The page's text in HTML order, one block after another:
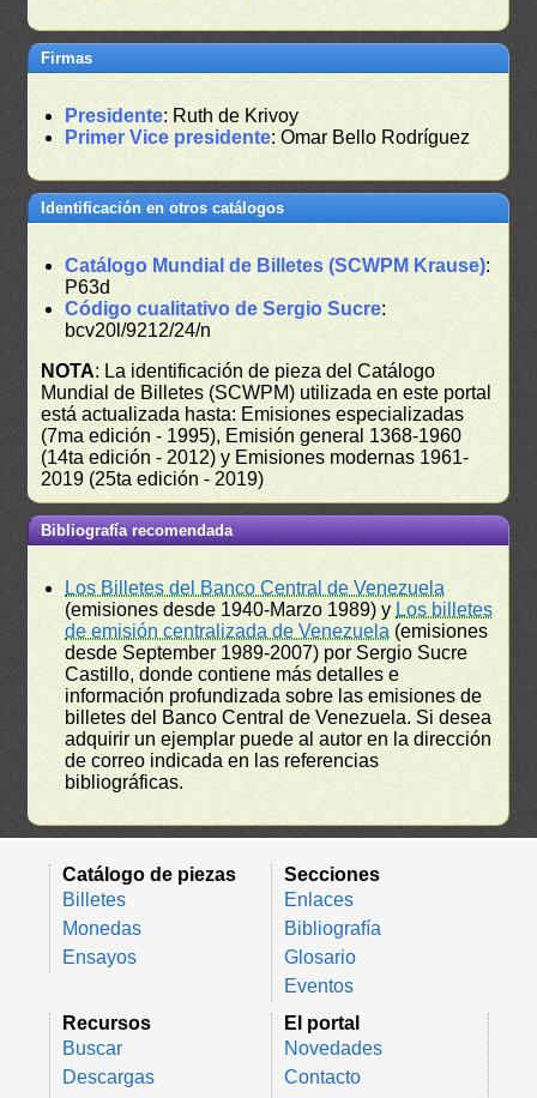
Firmas
Presidente: Ruth de Krivoy
Primer Vice presidente: Omar Bello Rodríguez
Identificación en otros catálogos
Catálogo Mundial de Billetes (SCWPM Krause):
P63d
Código cualitativo de Sergio Sucre:
bcv20l/9212/24/n
NOTA: La identificación de pieza del Catálogo
Mundial de Billetes (SCWPM) utilizada en este portal
está actualizada hasta: Emisiones especializadas
(7ma edición - 1995), Emisión general 1368-1960
(14ta edición - 2012) y Emisiones modernas 1961-
2019 (25ta edición - 2019)
Bibliografía recomendada
Los Billetes del Banco Central de Venezuela
(emisiones desde 1940-Marzo 1989) y Los billetes
de emisión centralizada de Venezuela (emisiones
desde September 1989-2007) por Sergio Sucre
Castillo, donde contiene más detalles e
información profundizada sobre las emisiones de
billetes del Banco Central de Venezuela. Si desea
adquirir un ejemplar puede al autor en la dirección
de correo indicada en las referencias
bibliográficas.
Catálogo de piezas
Billetes
Monedas
Ensayos
Secciones
Enlaces
Bibliografía
Glosario
Eventos
Recursos
Buscar
Descargas
El portal
Novedades
Contacto